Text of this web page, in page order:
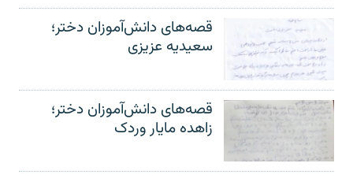
قصه‌های دانش‌آموزان دختر؛
سعیدیه عزیزی
قصه‌های دانش‌آموزان دختر؛
زاهده مایار وردک